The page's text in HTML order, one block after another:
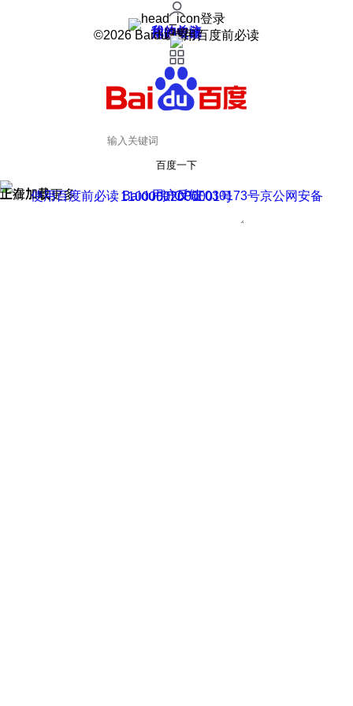
登录
我的关注
我的收藏
皮肤中心
用户反馈
设置
©2026 Baidu 使用百度前必读
百度一下
正在加载
上滑加载更多 用户反馈
使用百度前必读 Baidu 京ICP证030173号
京公网安备11000002000001号